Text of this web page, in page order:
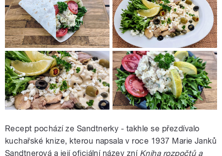
Recept pochází ze Sandtnerky - takhle se přezdívalo
kuchařské knize, kterou napsala v roce 1937 Marie Janků
Sandtnerová a její oficiální název zní Kniha rozpočtů a